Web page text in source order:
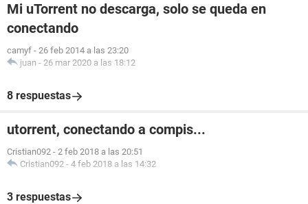
Mi uTorrent no descarga, solo se queda en
conectando
camyf - 26 feb 2014 a las 23:20
juan - 26 mar 2020 a las 18:12
8 respuestas
utorrent, conectando a compis...
Cristian092 - 2 feb 2018 a las 20:51
Cristian092 - 4 feb 2018 a las 14:32
3 respuestas